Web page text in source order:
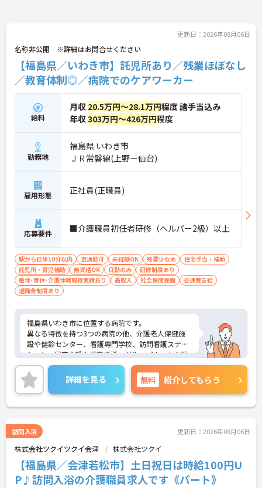
専門性を着実に深めていける環境が用意されていま
す。
★おすすめPOINT★
＜個別ＯＪＴとチーム連携で着実に成長！＞
のＯＪＴ研修を実施し、ｅラーニングを用いた学習
の機会も提供されます
・施設内には看護師が24時間常駐しており、急変時
の対応や専門的な医療処置は看護師が担当するため
負担が減ります
・介護スタッフと看護スタッフの比率が1対1で相談
しやすく、初任者研修や実務者研修からでも着実に
専門性を高められます
＜残業月7時間以下で身体の負担を軽減！＞
・常勤で働くスタッフの比率が90パーセント以上と
・訪問スケジュールに沿って施設内でのケアを行う
ため、月平均の残業時間は5時間から7時間程度とか
なり少なめに抑えられます
・夜勤明けの翌日は原則としてお休みとなるシフト
編成が組まれており、しっかりと休息を取りながら
長期的な就業が可能です
＜評価制度でキャリアアップ＞
夜勤回数がしっかりと給与に反映されるためモチベ
ーションを維持できます
・年次を問わずリーダーや主任などのマネジメント
職へ昇格する事例も多数あり、腰を据えて長期的な
キャリア形成が可能です
更新日：2026年08月06日
名称非公開 ※詳細はお問合せください
【福島県／いわき市】託児所あり／残業ほぼなし
／教育体制◎／病院でのケアワーカー
給料
月収 20.5万円～28.1万円程度 諸手当込み
年収303万円～426万円程度
勤務地
福島県 いわき市
ＪＲ常磐線(上野－仙台)
雇用形態 正社員(正職員)
応募要件 ■介護職員初任者研修（ヘルパー2級）以上
駅から徒歩10分以内 車通勤可 未経験OK 残業少なめ
住宅手当・補助
託児所・育児補助
無資格OK 日勤のみ
研修制度あり
産休･育休･介護休暇取得実績あり
高収入 社会保険完備
交通費支給
退職金制度あり
福島県いわき市に位置する病院です。
異なる特徴を持つ3つの病院の他、介護老人保健施
設や健診センター、看護専門学校、訪問看護ステー
ション、居宅介護支援事業所、グループホームを運
営している法人です。
教育体制にも力を入れており、働きながらスキルア
ップも目指せます。
ご興味ある方には、面接対策ポイントなど、さらに
詳細をお話しいたしますのでお気軽にご相談くださ
詳細を見る 無料 紹介してもらう
訪問入浴 更新日：2026年08月06日
株式会社ツクイツクイ会津 株式会社ツクイ
【福島県／会津若松市】土日祝日は時給100円U
P♪訪問入浴の介護職員求人です《パート》